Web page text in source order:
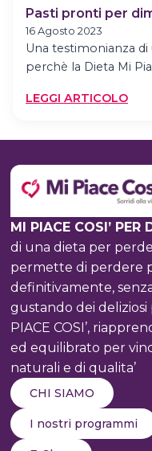
Pasti pronti per
16 Agosto 2023
Una testimonianza di
perchè la Dieta Mi
LEGGI ARTICOLO:
LA
MI PIACE COSI’ PER
di una dieta per
permette di perdere
definitivamente,
gustando dei deliziosi
PIACE COSI’,
ed equilibrato per
naturali e di qualita’
CHI SIAMO
I nostri programmi